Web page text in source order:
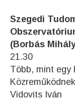
Szegedi
(Borbás
21.30
Több, mint egy
Vidovits Iván